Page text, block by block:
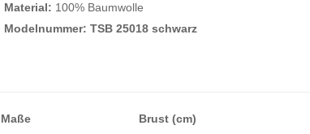
Material: 100% Baumwolle
Modelnummer: TSB 25018 schwarz
Maße Brust (cm)